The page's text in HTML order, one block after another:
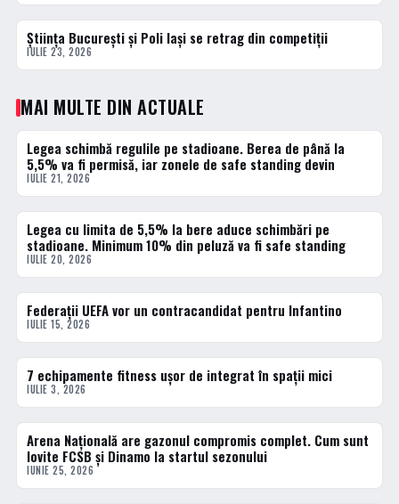
3 · TOP
Știința București și Poli Iași se retrag din competiții
IULIE 23, 2026
MAI MULTE DIN ACTUALE
ACTUALE
Legea schimbă regulile pe stadioane. Berea de până la
5,5% va fi permisă, iar zonele de safe standing devin
IULIE 21, 2026
ACTUALE
Legea cu limita de 5,5% la bere aduce schimbări pe
stadioane. Minimum 10% din peluză va fi safe standing
IULIE 20, 2026
ACTUALE
Federații UEFA vor un contracandidat pentru Infantino
IULIE 15, 2026
ACTUALE
7 echipamente fitness ușor de integrat în spații mici
IULIE 3, 2026
ACTUALE
Arena Națională are gazonul compromis complet. Cum sunt
lovite FCSB și Dinamo la startul sezonului
IUNIE 25, 2026